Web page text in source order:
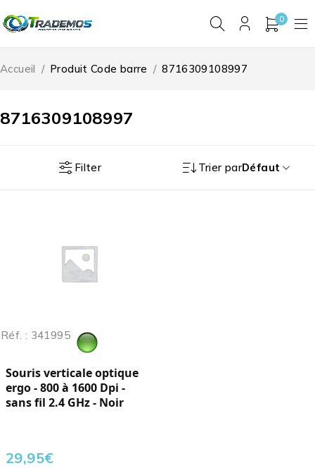
0
8716309108997
Accueil / Produit Code barre / 8716309108997
Filter Trier parDéfaut
Réf. : 341995
Souris verticale optique
ergo - 800 à 1600 Dpi -
sans fil 2.4 GHz - Noir
29,95€